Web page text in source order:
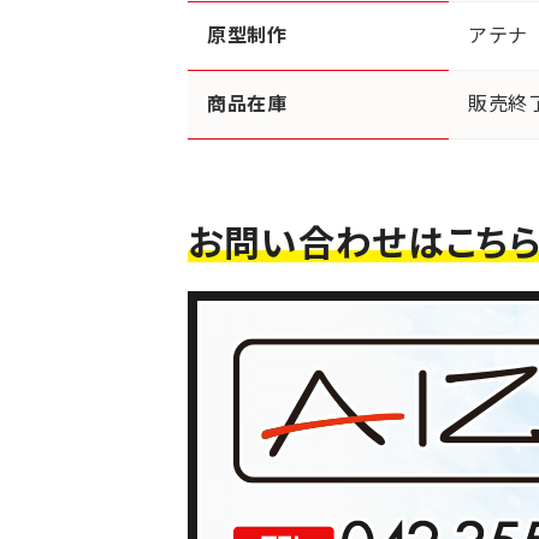
原型制作 アテナ
商品在庫 販売終
お問い合わせはこち